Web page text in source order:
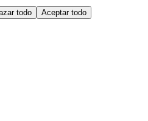
todo Aceptar todo